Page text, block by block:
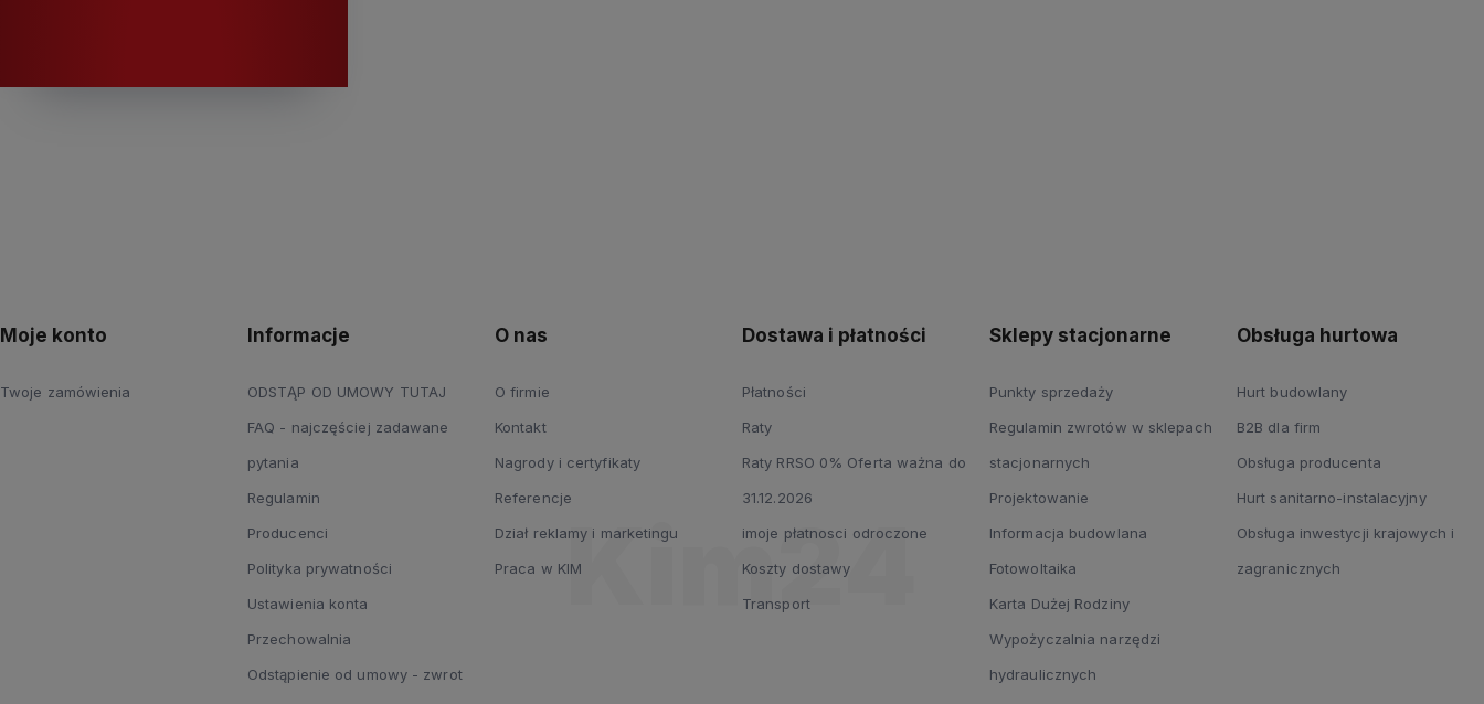
Moje konto
Twoje zamówienia
Informacje
ODSTĄP OD UMOWY TUTAJ
FAQ - najczęściej zadawane
pytania
Regulamin
Producenci
Polityka prywatności
Ustawienia konta
Przechowalnia
Odstąpienie od umowy - zwrot
O nas
O firmie
Kontakt
Nagrody i certyfikaty
Referencje
Dział reklamy i marketingu
Praca w KIM
Dostawa i płatności
Płatności
Raty
Raty RRSO 0% Oferta ważna do
31.12.2026
imoje płatnosci odroczone
Koszty dostawy
Transport
Sklepy stacjonarne
Punkty sprzedaży
Regulamin zwrotów w sklepach
stacjonarnych
Projektowanie
Informacja budowlana
Fotowoltaika
Karta Dużej Rodziny
Wypożyczalnia narzędzi
hydraulicznych
Obsługa hurtowa
Hurt budowlany
B2B dla firm
Obsługa producenta
Hurt sanitarno-instalacyjny
Obsługa inwestycji krajowych i
zagranicznych